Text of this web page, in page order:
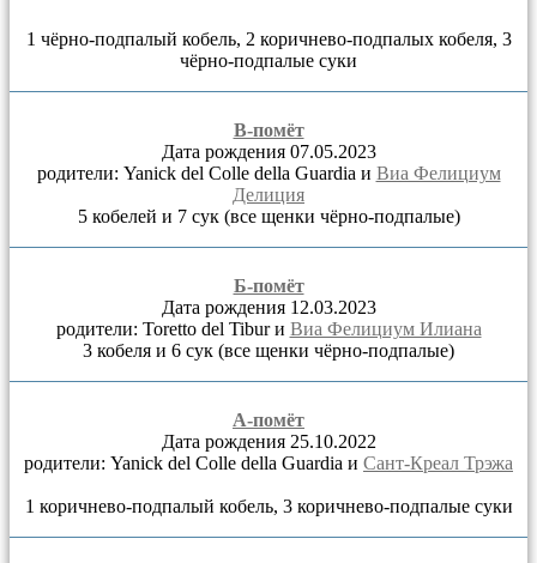
1 чёрно-подпалый кобель, 2 коричнево-подпалых кобеля, 3
чёрно-подпалые суки
В-помёт
Дата рождения 07.05.2023
родители: Yanick del Colle della Guardia и Виа Фелициум
Делиция
5 кобелей и 7 сук (все щенки чёрно-подпалые)
Б-помёт
Дата рождения 12.03.2023
родители: Toretto del Tibur и Виа Фелициум Илиана
3 кобеля и 6 сук (все щенки чёрно-подпалые)
А-помёт
Дата рождения 25.10.2022
родители: Yanick del Colle della Guardia и Сант-Креал Трэжа
1 коричнево-подпалый кобель, 3 коричнево-подпалые суки